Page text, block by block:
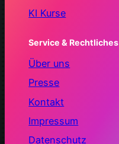
KI Kurse
Service & Rechtliches
Über uns
Presse
Kontakt
Impressum
Datenschutz